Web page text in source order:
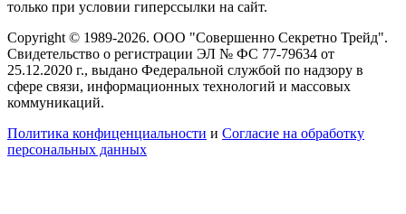
только при условии гиперссылки на сайт.
Copyright © 1989-2026. ООО "Совершенно Секретно Трейд".
Свидетельство о регистрации ЭЛ № ФС 77-79634 от
25.12.2020 г., выдано Федеральной службой по надзору в
сфере связи, информационных технологий и массовых
коммуникаций.
Политика конфиценциальности и Согласие на обработку
персональных данных